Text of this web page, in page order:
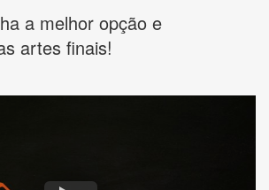
a melhor opção e
artes finais!